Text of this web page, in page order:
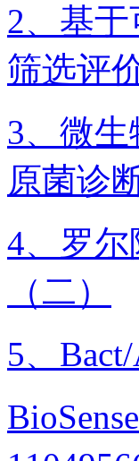
2、基
筛选评
3、微
原菌诊
4、罗
（二）
5、
BioSense